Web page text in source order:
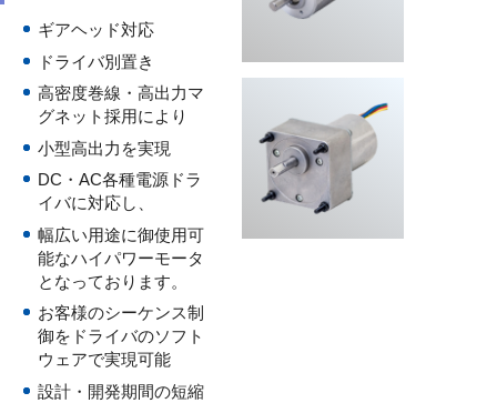
ギアヘッド対応
ドライバ別置き
高密度巻線・高出力マ
グネット採用により
小型高出力を実現
DC・AC各種電源ドラ
イバに対応し、
幅広い用途に御使用可
能なハイパワーモータ
となっております。
お客様のシーケンス制
御をドライバのソフト
ウェアで実現可能
設計・開発期間の短縮